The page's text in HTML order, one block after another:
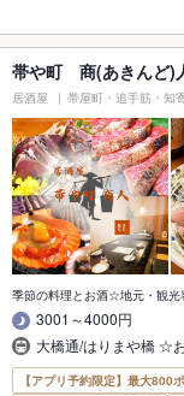
帯や町 商(あきんど)
居酒屋 帯屋町・追手筋・知
季節の料理とお酒☆地元・観光
3001～4000円
大橋通/はりまや橋 ☆
【アプリ予約限定】最大800